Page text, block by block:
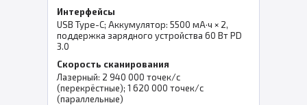
Интерфейсы
USB Type-C; Аккумулятор: 5500 мА·ч × 2,
поддержка зарядного устройства 60 Вт PD
3.0
Скорость сканирования
Лазерный: 2 940 000 точек/с
(перекрёстные); 1 620 000 точек/с
(параллельные)